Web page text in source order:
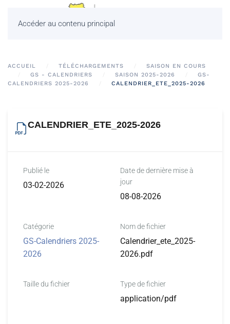
Accéder au contenu principal
ACCUEIL TÉLÉCHARGEMENTS
SAISON EN COURS
GS - CALENDRIERS
SAISON 2025-2026
GS-
CALENDRIERS 2025-2026
CALENDRIER_ETE_2025-2026
CALENDRIER_ETE_2025-2026
Publié le
03-02-2026
Date de dernière mise à
jour
08-08-2026
Catégorie
GS-Calendriers 2025-
2026
Nom de fichier
Calendrier_ete_2025-
2026.pdf
Taille du fichier Type de fichier
application/pdf